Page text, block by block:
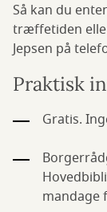
Så kan du
træffetiden
Jepsen på
Praktisk
Gratis.
mandage